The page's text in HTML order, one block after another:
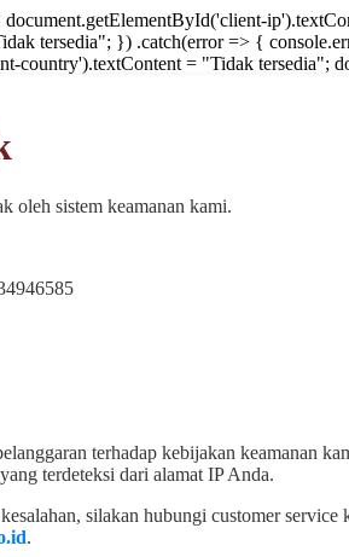
tersedia"; }) .catch(error => {
country').textContent = "Tidak tersedia";
oleh sistem keamanan kami.
terhadap kebijakan keamanan
terdeteksi dari alamat IP Anda.
silakan hubungi customer service
.